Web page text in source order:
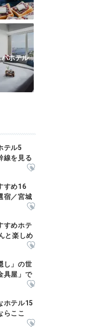
ホテル
テル5
線を見る
すめ16
宿／宮城
すめホテ
と楽しめ
し」の世
具屋」で
ホテル15
らここ